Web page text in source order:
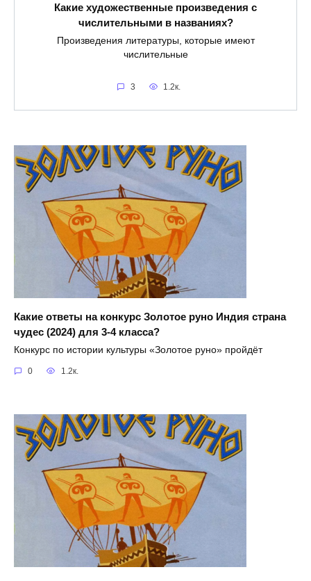
Какие художественные произведения с
числительными в названиях?
Произведения литературы, которые имеют
числительные
3 1.2к.
Какие ответы на конкурс Золотое руно Индия страна
чудес (2024) для 3-4 класса?
Конкурс по истории культуры «Золотое руно» пройдёт
0 1.2к.